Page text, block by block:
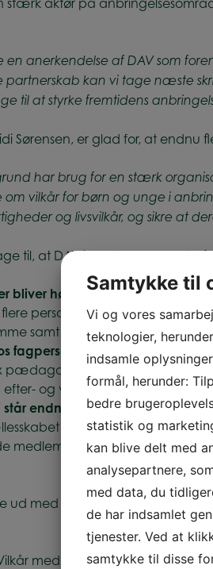
anerkendelse af DAV som
kan vi tage næste
til at styrke fremtidens
Sørensen, er glad for, at
har brug for en stærk
vilkår for børn og unge i
og livsvilkår, og sikre at
til, at DAV i løbet af de næste
bliver hørt
personer med
samt styrke vores lokale
fagpersoner omkring anbragte
pædagoger, lærere og
og videreuddannelse og
står endnu stærkere i fremtiden
i DAV, bl.a. med fokus
medlemmer og sekretariat
ud med de anbragtes stemme,
med 11 mio. kr. i perioden
Samtykke til
Vi og vores
teknologier,
indsamle
formål, herunder:
bedre
statistik og
kan blive delt med
analysepartnere,
med data, du
de har indsamlet
tjenester. Ved at
samtykke til disse